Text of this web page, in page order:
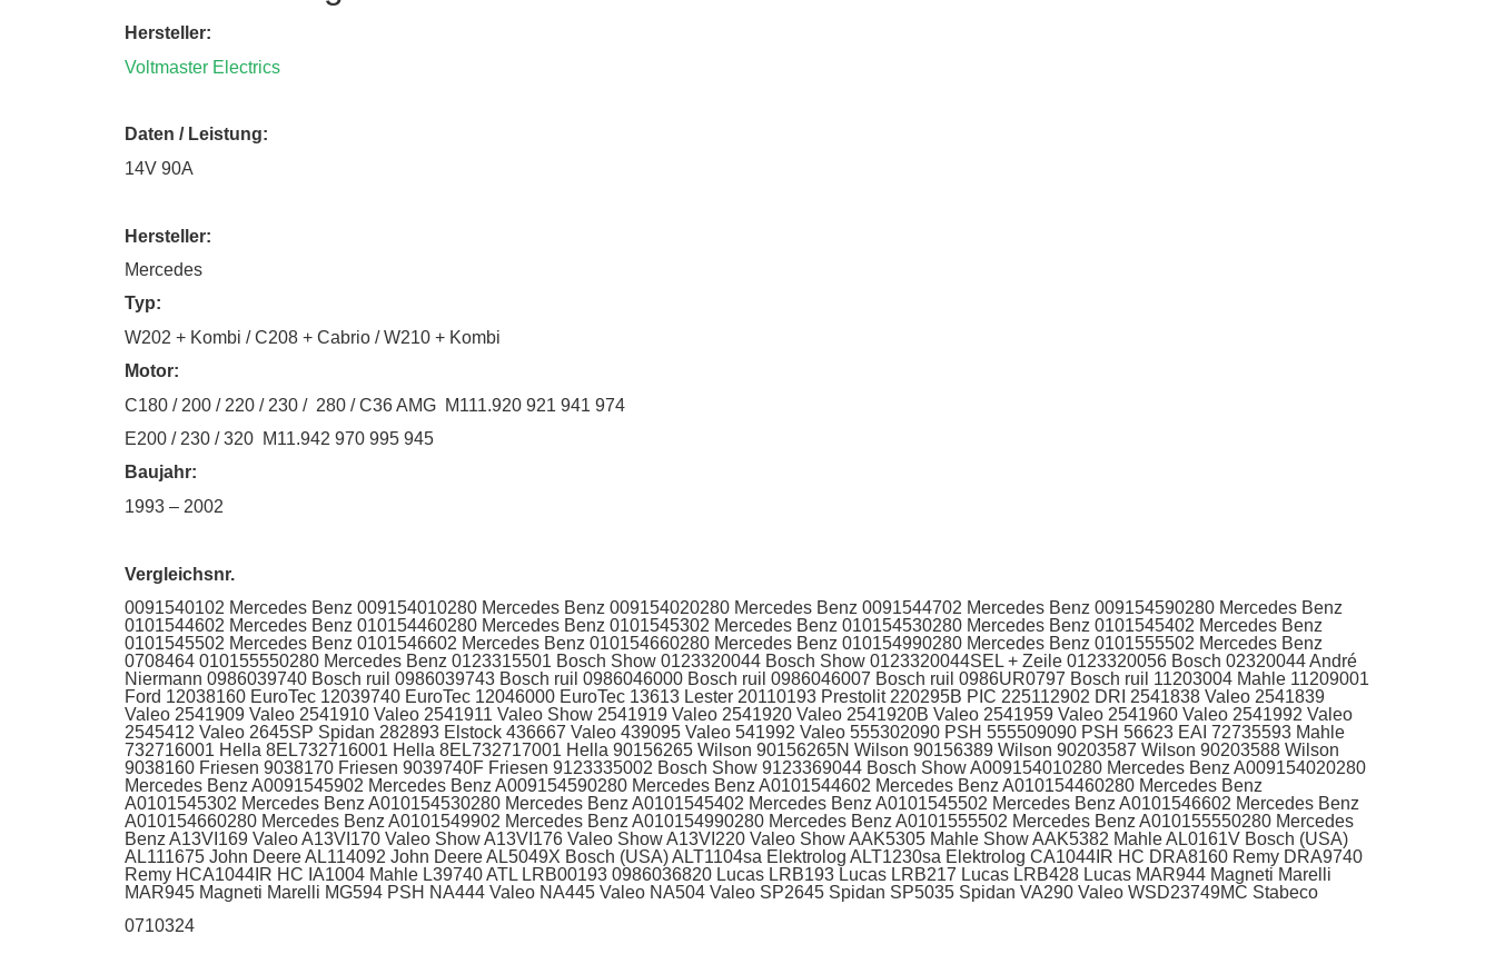
Hersteller:
Voltmaster Electrics
Daten / Leistung:
14V 90A
Hersteller:
Mercedes
Typ:
W202 + Kombi / C208 + Cabrio / W210 + Kombi
Motor:
C180 / 200 / 220 / 230 / 280 / C36 AMG M111.920 921 941 974
E200 / 230 / 320 M11.942 970 995 945
Baujahr:
1993 – 2002
Vergleichsnr.
0091540102 Mercedes Benz 009154010280 Mercedes Benz 009154020280 Mercedes Benz 0091544702 Mercedes Benz 009154590280 Mercedes Benz
0101544602 Mercedes Benz 010154460280 Mercedes Benz 0101545302 Mercedes Benz 010154530280 Mercedes Benz 0101545402 Mercedes Benz
0101545502 Mercedes Benz 0101546602 Mercedes Benz 010154660280 Mercedes Benz 010154990280 Mercedes Benz 0101555502 Mercedes Benz
0708464 010155550280 Mercedes Benz 0123315501 Bosch Show 0123320044 Bosch Show 0123320044SEL + Zeile 0123320056 Bosch 02320044 André
Niermann 0986039740 Bosch ruil 0986039743 Bosch ruil 0986046000 Bosch ruil 0986046007 Bosch ruil 0986UR0797 Bosch ruil 11203004 Mahle 11209001
Ford 12038160 EuroTec 12039740 EuroTec 12046000 EuroTec 13613 Lester 20110193 Prestolit 220295B PIC 225112902 DRI 2541838 Valeo 2541839
Valeo 2541909 Valeo 2541910 Valeo 2541911 Valeo Show 2541919 Valeo 2541920 Valeo 2541920B Valeo 2541959 Valeo 2541960 Valeo 2541992 Valeo
2545412 Valeo 2645SP Spidan 282893 Elstock 436667 Valeo 439095 Valeo 541992 Valeo 555302090 PSH 555509090 PSH 56623 EAI 72735593 Mahle
732716001 Hella 8EL732716001 Hella 8EL732717001 Hella 90156265 Wilson 90156265N Wilson 90156389 Wilson 90203587 Wilson 90203588 Wilson
9038160 Friesen 9038170 Friesen 9039740F Friesen 9123335002 Bosch Show 9123369044 Bosch Show A009154010280 Mercedes Benz A009154020280
Mercedes Benz A0091545902 Mercedes Benz A009154590280 Mercedes Benz A0101544602 Mercedes Benz A010154460280 Mercedes Benz
A0101545302 Mercedes Benz A010154530280 Mercedes Benz A0101545402 Mercedes Benz A0101545502 Mercedes Benz A0101546602 Mercedes Benz
A010154660280 Mercedes Benz A0101549902 Mercedes Benz A010154990280 Mercedes Benz A0101555502 Mercedes Benz A010155550280 Mercedes
Benz A13VI169 Valeo A13VI170 Valeo Show A13VI176 Valeo Show A13VI220 Valeo Show AAK5305 Mahle Show AAK5382 Mahle AL0161V Bosch (USA)
AL111675 John Deere AL114092 John Deere AL5049X Bosch (USA) ALT1104sa Elektrolog ALT1230sa Elektrolog CA1044IR HC DRA8160 Remy DRA9740
Remy HCA1044IR HC IA1004 Mahle L39740 ATL LRB00193 0986036820 Lucas LRB193 Lucas LRB217 Lucas LRB428 Lucas MAR944 Magneti Marelli
MAR945 Magneti Marelli MG594 PSH NA444 Valeo NA445 Valeo NA504 Valeo SP2645 Spidan SP5035 Spidan VA290 Valeo WSD23749MC Stabeco
0710324